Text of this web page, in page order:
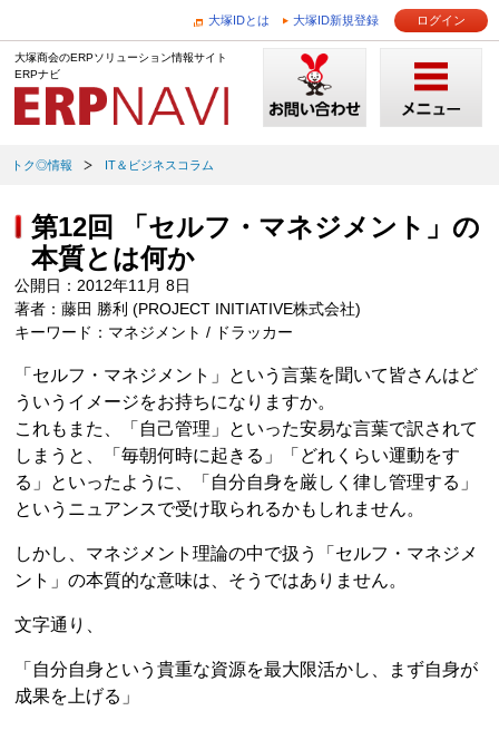
大塚IDとは 大塚ID新規登録 ログイン
大塚商会のERPソリューション情報サイト
ERPナビ
トク◎情報 IT＆ビジネスコラム
第12回 「セルフ・マネジメント」の
本質とは何か
公開日：2012年11月 8日
著者：藤田 勝利 (PROJECT INITIATIVE株式会社)
キーワード：マネジメント / ドラッカー
「セルフ・マネジメント」という言葉を聞いて皆さんはど
ういうイメージをお持ちになりますか。
これもまた、「自己管理」といった安易な言葉で訳されて
しまうと、「毎朝何時に起きる」「どれくらい運動をす
る」といったように、「自分自身を厳しく律し管理する」
というニュアンスで受け取られるかもしれません。
しかし、マネジメント理論の中で扱う「セルフ・マネジメ
ント」の本質的な意味は、そうではありません。
文字通り、
「自分自身という貴重な資源を最大限活かし、まず自身が
成果を上げる」